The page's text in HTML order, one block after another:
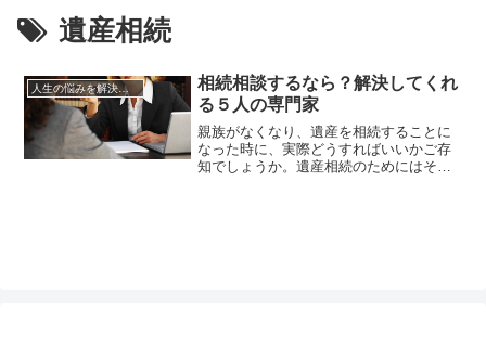
遺産相続
人生の悩みを解決する方法
相続相談するなら？解決してくれ
る５人の専門家
親族がなくなり、遺産を相続することに
なった時に、実際どうすればいいかご存
知でしょうか。遺産相続のためにはその